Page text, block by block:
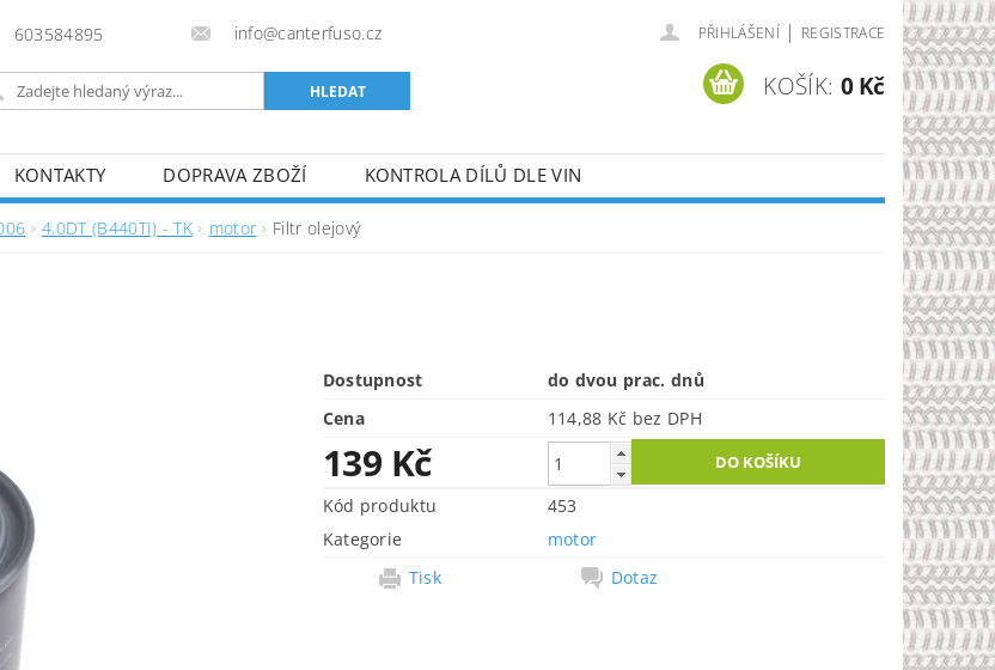
603584895 info@canterfuso.cz PŘIHLÁŠENÍ | REGISTRACE
KOŠÍK: 0 Kč
KONTAKTY DOPRAVA ZBOŽÍ
KONTROLA DÍLŮ DLE VIN
4.0DT (B440TI) - TK motor Filtr olejový
Dostupnost
do dvou prac. dnů
Cena
114,88 Kč bez DPH
139 Kč
Kód produktu
453
Kategorie
motor
Tisk
Dotaz